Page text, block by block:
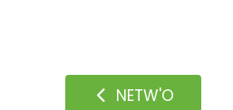
NETW'O